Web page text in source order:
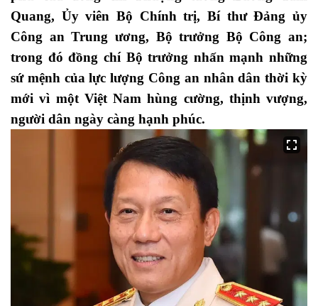
Quang, Ủy viên Bộ Chính trị, Bí thư Đảng ủy
Công an Trung ương, Bộ trưởng Bộ Công an;
trong đó đồng chí Bộ trưởng nhấn mạnh những
sứ mệnh của lực lượng Công an nhân dân thời kỳ
mới vì một Việt Nam hùng cường, thịnh vượng,
người dân ngày càng hạnh phúc.